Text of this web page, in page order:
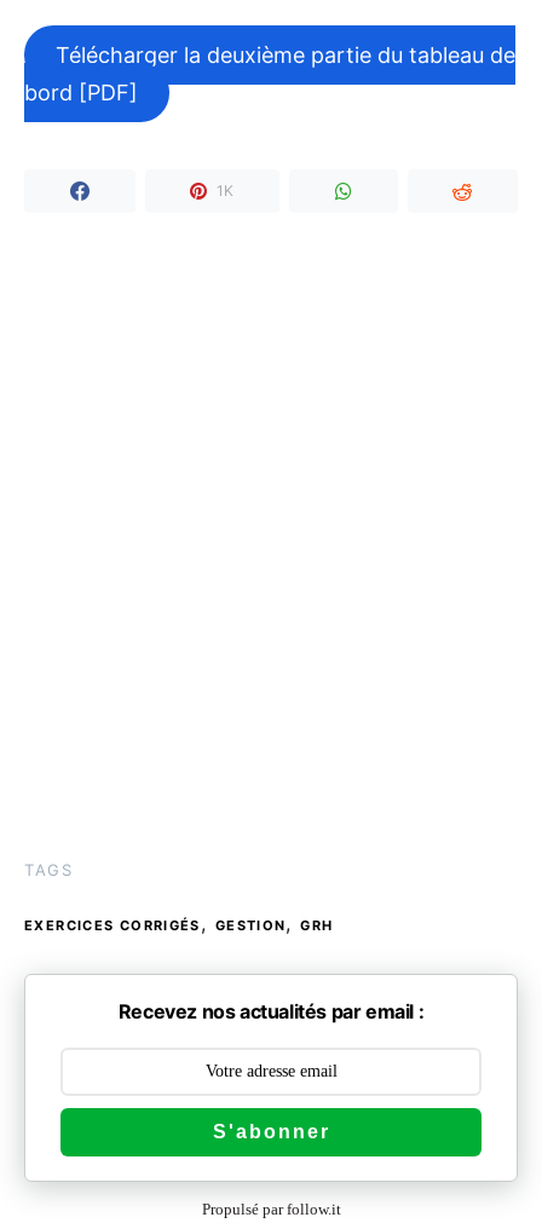
Télécharger la deuxième partie du tableau de
bord [PDF]
1K
TAGS
EXERCICES CORRIGÉS , GESTION, GRH
Recevez nos actualités par email :
S'abonner
Propulsé par follow.it